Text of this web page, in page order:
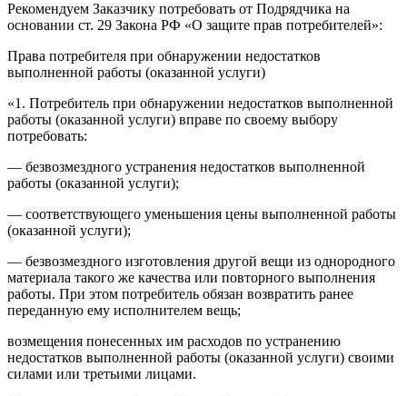
Рекомендуем Заказчику потребовать от Подрядчика на
основании ст. 29 Закона РФ «О защите прав потребителей»:
Права потребителя при обнаружении недостатков
выполненной работы (оказанной услуги)
«1. Потребитель при обнаружении недостатков выполненной
работы (оказанной услуги) вправе по своему выбору
потребовать:
— безвозмездного устранения недостатков выполненной
работы (оказанной услуги);
— соответствующего уменьшения цены выполненной работы
(оказанной услуги);
— безвозмездного изготовления другой вещи из однородного
материала такого же качества или повторного выполнения
работы. При этом потребитель обязан возвратить ранее
переданную ему исполнителем вещь;
возмещения понесенных им расходов по устранению
недостатков выполненной работы (оказанной услуги) своими
силами или третьими лицами.